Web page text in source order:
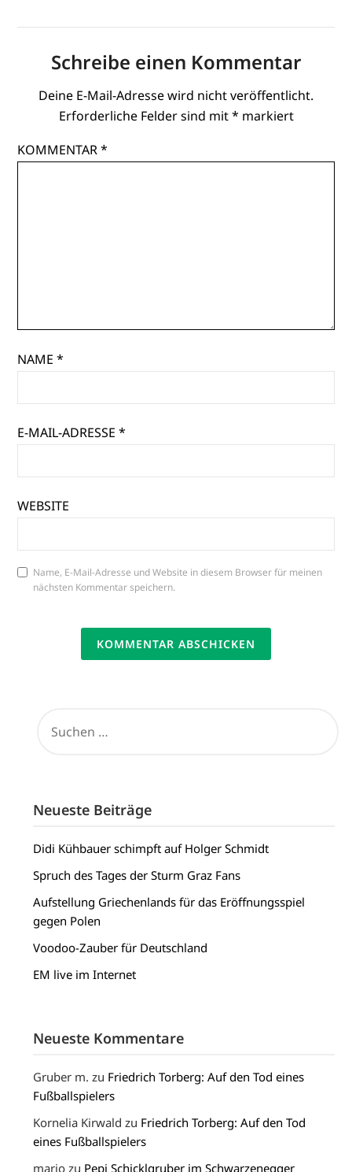
Schreibe einen Kommentar
Deine E-Mail-Adresse wird nicht veröffentlicht.
Erforderliche Felder sind mit* markiert
KOMMENTAR*
NAME*
E-MAIL-ADRESSE*
WEBSITE
Name, E-Mail-Adresse und Website in diesem Browser für meinen
nächsten Kommentar speichern.
NACH:
Neueste Beiträge
Didi Kühbauer schimpft auf Holger Schmidt
Spruch des Tages der Sturm Graz Fans
Aufstellung Griechenlands für das Eröffnungsspiel
gegen Polen
Voodoo-Zauber für Deutschland
EM live im Internet
Neueste Kommentare
Gruber m. zu Friedrich Torberg: Auf den Tod eines
Fußballspielers
Kornelia Kirwald zu Friedrich Torberg: Auf den Tod
eines Fußballspielers
mario zu Pepi Schicklgruber im Schwarzenegger